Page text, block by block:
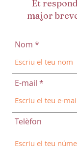
Et
major
Nom
E-mail
Telèfon